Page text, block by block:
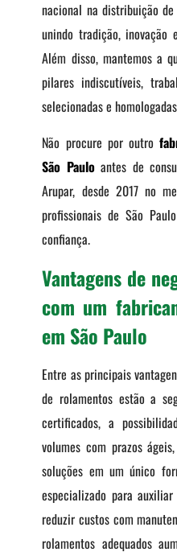
nacional na distribuição
unindo tradição, inovação
Além disso, mantemos a
pilares indiscutíveis,
selecionadas e
Não procure por outro
São Pauloantes de
Arupar, desde 2017 no
profissionais de São
confiança.
Vantagens de
com um
em São Paulo
Entre as principais
de rolamentos estão a
certificados, a
volumes com prazos
soluções em um único
especializado para
reduzir custos com
rolamentos adequados